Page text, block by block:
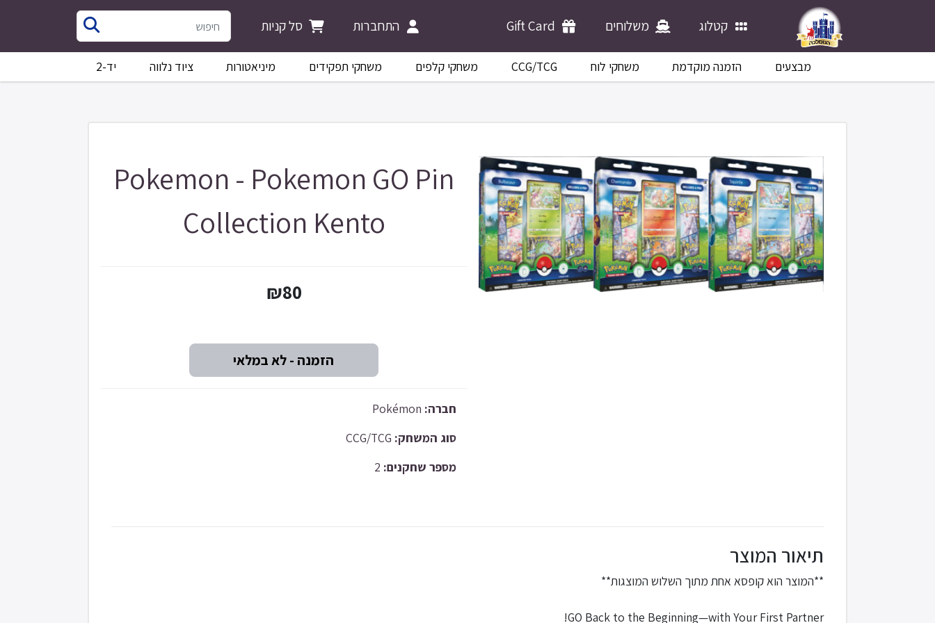
קטלוג משלוחים Gift Card התחברות סל קניות
מבצעים הזמנה מוקדמת משחקי לוח CCG/TCG משחקי קלפים משחקי תפקידים מיניאטורות ציוד נלווה יד-2
Pokemon - Pokemon GO Pin
Collection Kento
₪80
חברה:
סוג המשחק:
מספר שחקנים:
תיאור המוצר
**המוצר הוא קופסא אחת מתוך השלוש המוצגות**
GO Back to the Beginning—with Your First Partner!